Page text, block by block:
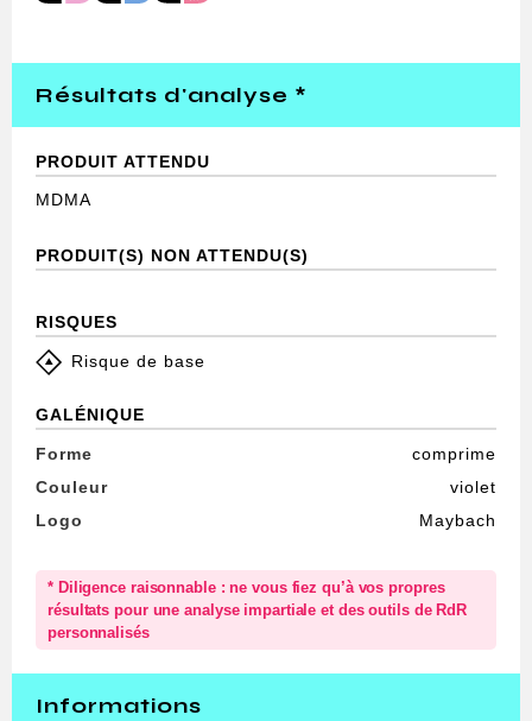
Résultats d'analyse *
PRODUIT ATTENDU
MDMA
PRODUIT(S) NON ATTENDU(S)
RISQUES
Risque de base
GALÉNIQUE
Forme
comprime
Couleur
violet
Logo
Maybach
* Diligence raisonnable : ne vous fiez qu’à vos propres
résultats pour une analyse impartiale et des outils de RdR
personnalisés
Informations